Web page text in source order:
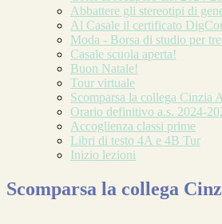
Abbattere gli stereotipi di
Al Casale il certificato
Moda - Borsa di studio per tre
Casale scuola aperta!
Buon Natale!
Tour virtuale
Scomparsa la collega Cinzia
Orario definitivo a.s. 2024-
Accoglienza classi prime
Libri di testo 4A e 4B Tur
Inizio lezioni
Scomparsa la collega